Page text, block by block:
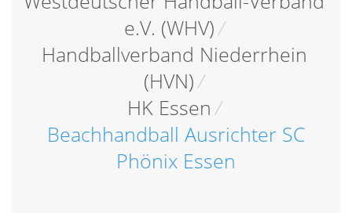
e.V. (WHV)/
Handballverband Niederrhein
(HVN)/
HK Essen/
Beachhandball Ausrichter SC
Phönix Essen